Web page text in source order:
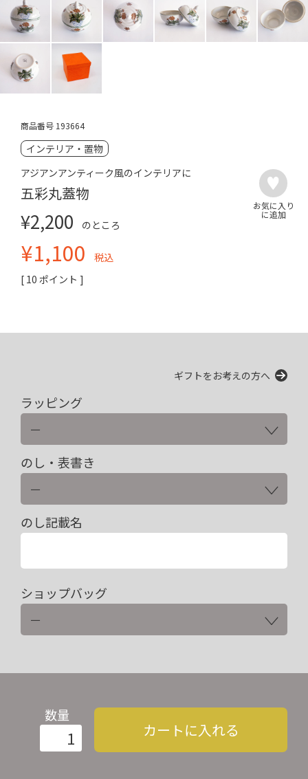
商品番号 193664
インテリア・置物
アジアンアンティーク風のインテリアに
五彩丸蓋物
¥2,200 のところ
¥1,100
税込
[ 10 ポイント ]
ギフトをお考えの方へ
ラッピング
のし・表書き
のし記載名
ショップバッグ
数量
カートに入れる